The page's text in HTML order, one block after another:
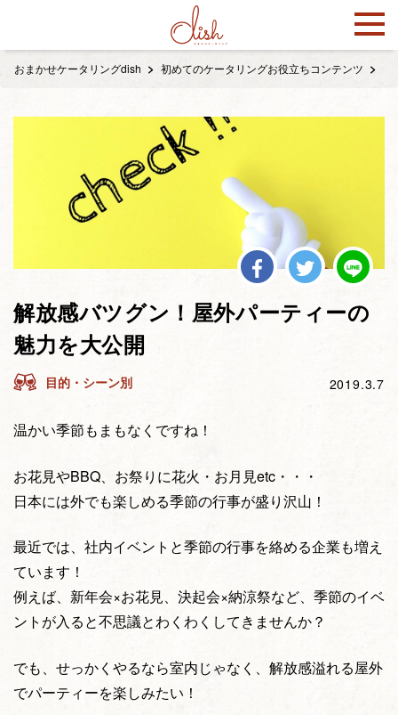
おまかせケータリングdish 初めてのケータリングお役立ちコンテンツ
解放感バツグン！屋外パーティーの
魅力を大公開
目的・シーン別 2019.3.7
温かい季節もまもなくですね！
お花見やBBQ、お祭りに花火・お月見etc・・・
日本には外でも楽しめる季節の行事が盛り沢山！
最近では、社内イベントと季節の行事を絡める企業も増え
ています！
例えば、新年会×お花見、決起会×納涼祭など、季節のイベ
ントが入ると不思議とわくわくしてきませんか？
でも、せっかくやるなら室内じゃなく、解放感溢れる屋外
でパーティーを楽しみたい！